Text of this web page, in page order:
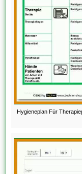
Hygieneplan Für